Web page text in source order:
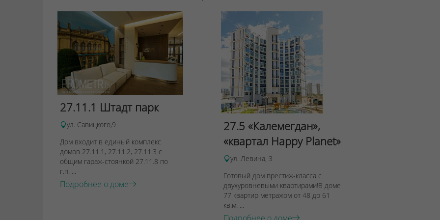
27.11.1 Штадт парк
ул. Савицкого,9
Дом входит в единый комплекс
домов 27.11.1, 27.11.2, 27.11.3 с
общим гараж-стоянкой 27.11.8 по
г.п. ...
Подробнее о доме
27.5 «Калемегдан»,
«квартал Happy Planet»
ул. Левина, 3
Готовый дом престиж-класса с
двухуровневыми квартирами!В доме
77 квартир метражом от 48 до 61
кв.м. ...